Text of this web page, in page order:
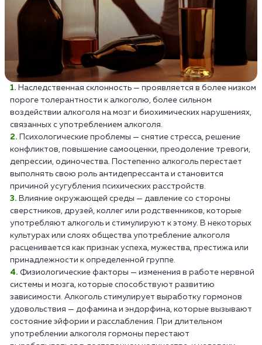
Наследственная склонность — проявляется в более низком
пороге толерантности к алкоголю, более сильном
воздействии алкоголя на мозг и биохимических нарушениях,
связанных с употреблением алкоголя.
Психологические проблемы — снятие стресса, решение
конфликтов, повышение самооценки, преодоление тревоги,
депрессии, одиночества. Постепенно алкоголь перестает
выполнять свою роль антидепрессанта и становится
причиной усугубления психических расстройств.
Влияние окружающей среды — давление со стороны
сверстников, друзей, коллег или родственников, которые
употребляют алкоголь и стимулируют к этому. В некоторых
культурах или слоях общества употребление алкоголя
расценивается как признак успеха, мужества, престижа или
принадлежности к определенной группе.
Физиологические факторы — изменения в работе нервной
системы и мозга, которые способствуют развитию
зависимости. Алкоголь стимулирует выработку гормонов
удовольствия — дофамина и эндорфина, которые вызывают
состояние эйфории и расслабления. При длительном
употреблении алкоголя гормоны перестают